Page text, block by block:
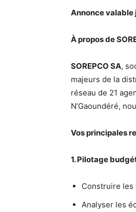
Annonce valable
À propos de
SOREPCO SA,
majeurs de la
réseau de 21
N’Gaoundéré,
Vos principales
1. Pilotage
Construire les
Analyser les